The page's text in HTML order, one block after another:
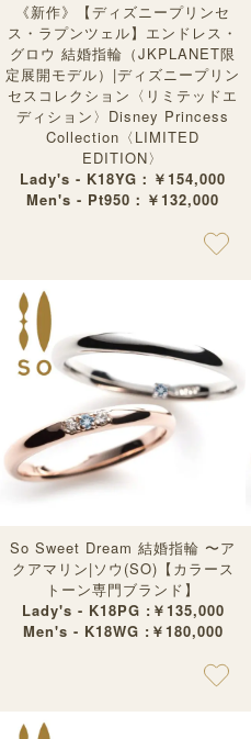
《新作》【ディズニープリンセ
ス・ラプンツェル】エンドレス・
グロウ 結婚指輪（JKPLANET限
定展開モデル）|ディズニープリン
セスコレクション〈リミテッドエ
ディション〉Disney Princess
Collection〈LIMITED
EDITION〉
Lady's - K18YG：￥154,000
Men's - Pt950：￥132,000
So Sweet Dream 結婚指輪 〜ア
クアマリン|ソウ(SO)【カラース
トーン専門ブランド】
Lady's - K18PG :￥135,000
Men's - K18WG :￥180,000